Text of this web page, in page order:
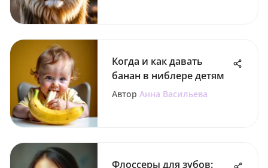
Когда и как давать
банан в ниблере детям
Автор Анна Васильева
Флоссеры для зубов: